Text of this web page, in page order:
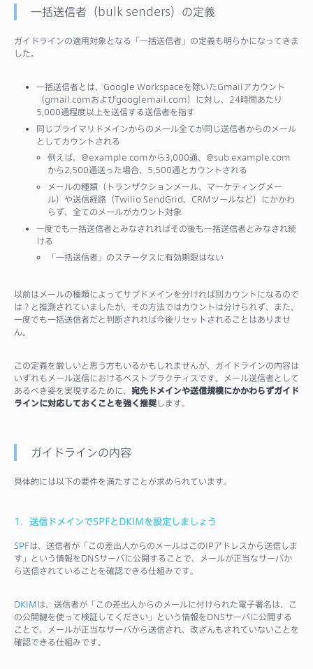
一括送信者（bulk senders）の定義
ガイドラインの適用対象となる「一括送信者」の定義も明らかになってきま
した。
一括送信者とは、Google Workspaceを除いたGmailアカウント
（gmail.comおよびgooglemail.com）に対し、24時間あたり
5,000通程度以上を送信する送信者を指す
同じプライマリドメインからのメール全てが同じ送信者からのメール
としてカウントされる
例えば、@example.comから3,000通、@sub.example.com
から2,500通送った場合、5,500通とカウントされる
メールの種類（トランザクションメール、マーケティングメー
ル）や送信経路（Twilio SendGrid、CRMツールなど）にかかわ
らず、全てのメールがカウント対象
⼀度でも⼀括送信者とみなされればその後も⼀括送信者とみなされ続
ける
「一括送信者」のステータスに有効期限はない
以前はメールの種類によってサブドメインを分ければ別カウントになるので
は？と推測されていましたが、その方法ではカウントは分けられず、また、
一度でも一括送信者だと判断されれば今後リセットされることはありませ
ん。
この定義を厳しいと思う方もいるかもしれませんが、ガイドラインの内容は
いずれもメール送信におけるベストプラクティスです。メール送信者として
あるべき姿を実現するために、 宛先ドメインや送信規模にかかわらずガイド
ラインに対応しておくことを強く推奨します。
ガイドラインの内容
具体的には以下の要件を満たすことが求められています。
1．送信ドメインでSPFとDKIMを設定しましょう
SPFは、送信者が「この差出人からのメールはこのIPアドレスから送信しま
す」という情報をDNSサーバに公開することで、メールが正当なサーバか
ら送信されていることを確認できる仕組みです。
DKIMは、送信者が「この差出人からのメールに付けられた電子署名は、こ
の公開鍵を使って検証してください」という情報をDNSサーバに公開する
ことで、メールが正当なサーバから送信され、改ざんもされていないことを
確認できる仕組みです。